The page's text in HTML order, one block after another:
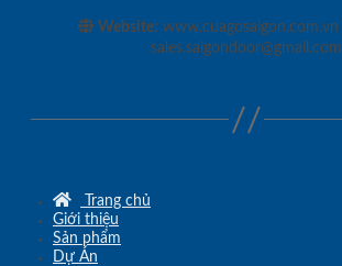
Website: www.cuagosaigon.com.vn
sales.saigondoor@gmail.com
Trang chủ
Giới thiệu
Sản phẩm
Dự Án